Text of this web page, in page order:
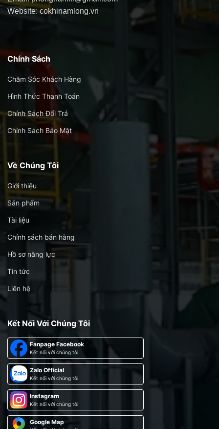
Website: cokhinamlong.vn
Chính Sách
Chăm Sóc Khách Hàng
Hình Thức Thanh Toán
Chính Sách Đổi Trả
Chính Sách Bảo Mật
Về Chúng Tôi
Giới thiệu
Sản phẩm
Tài liệu
Chính sách bán hàng
Hồ sơ năng lực
Tin tức
Liên hệ
Kết Nối Với Chúng Tôi
Fanpage Facebook
Kết nối với chúng tôi
Zalo Official
Kết nối với chúng tôi
Instagram
Kết nối với chúng tôi
Google Map